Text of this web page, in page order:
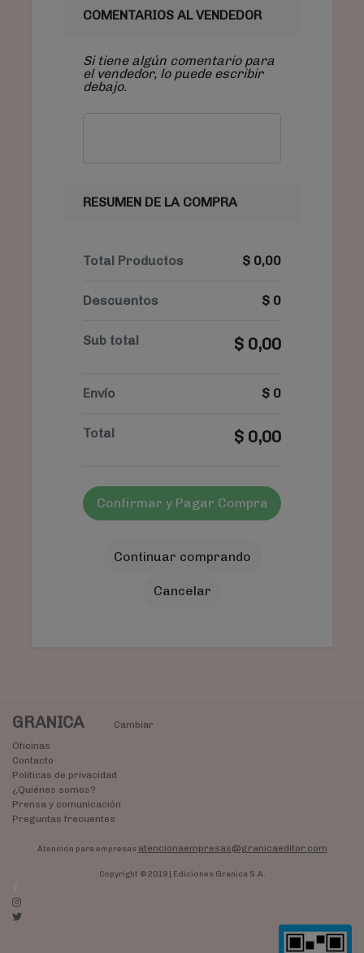
COMENTARIOS AL VENDEDOR
Si tiene algún comentario para
el vendedor, lo puede escribir
debajo.
RESUMEN DE LA COMPRA
Total Productos $ 0,00
Descuentos $ 0
Sub total $ 0,00
Envío $ 0
Total $ 0,00
Confirmar y Pagar Compra
Continuar comprando
Cancelar
GRANICA
Cambiar
Oficinas
Contacto
Políticas de privacidad
¿Quiénes somos?
Prensa y comunicación
Preguntas frecuentes
Atención para empresas atencionaempresas@granicaeditor.com
Copyright © 2019 | Ediciones Granica S.A.